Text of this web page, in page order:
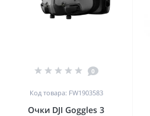
0
Код товара: FW1903583
Очки DJI Goggles 3